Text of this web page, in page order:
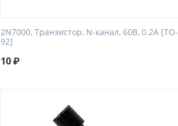
2N7000, Транзистор, N-канал, 60В, 0.2А [TO-
92]
10₽